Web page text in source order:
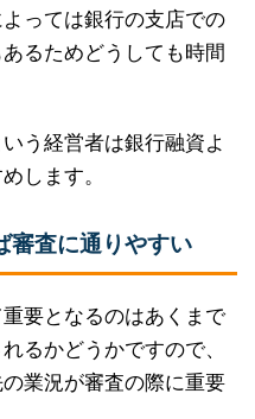
っては銀行の支店での
るためどうしても時間
う経営者は銀行融資よ
します。
審査に通りやすい
要となるのはあくまで
るかどうかですので、
業況が審査の際に重要